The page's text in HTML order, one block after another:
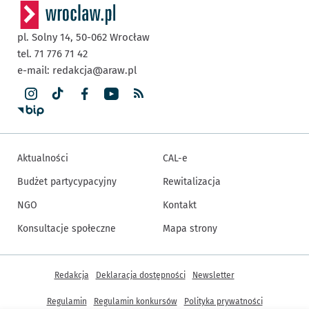
pl. Solny 14, 50-062 Wrocław
tel. 71 776 71 42
e-mail: redakcja@araw.pl
Aktualności
Budżet partycypacyjny
NGO
Konsultacje społeczne
CAL-e
Rewitalizacja
Kontakt
Mapa strony
Inne informacje
Redakcja Deklaracja dostępności Newsletter
Regulamin Regulamin konkursów Polityka prywatności